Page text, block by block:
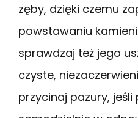
zęby, dzięki czemu
powstawaniu
sprawdzaj też jego
czyste,
przycinaj pazury, jeśli